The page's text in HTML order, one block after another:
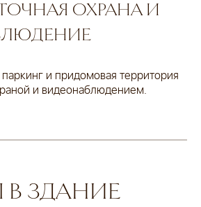
ОХРАНА И
и придомовая территория
и видеонаблюдением.
ЗДАНИЕ